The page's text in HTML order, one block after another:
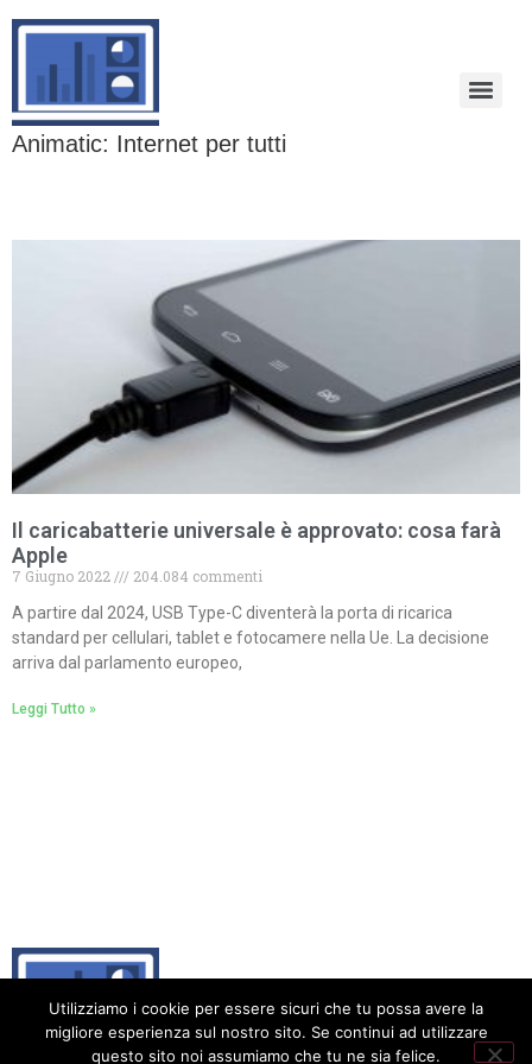
Animatic: Internet per tutti
Il caricabatterie universale è approvato: cosa farà
Apple
7 Giugno 2022
204.084 commenti
A partire dal 2024, USB Type-C diventerà la porta di ricarica
standard per cellulari, tablet e fotocamere nella Ue. La decisione
arriva dal parlamento europeo,
Leggi Tutto »
Utilizziamo i cookie per essere sicuri che tu possa avere la
migliore esperienza sul nostro sito. Se continui ad utilizzare
questo sito noi assumiamo che tu ne sia felice.